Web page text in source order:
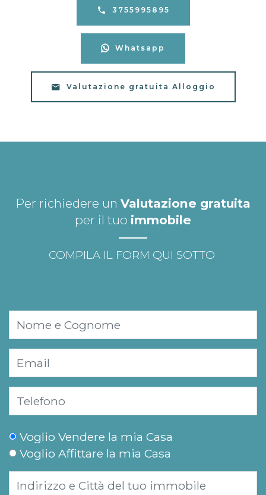
3755995895
Whatsapp
Valutazione gratuita Alloggio
Per richiedere un Valutazione gratuita
per il tuo immobile
COMPILA IL FORM QUI SOTTO
Voglio Vendere la mia Casa
Voglio Affittare la mia Casa